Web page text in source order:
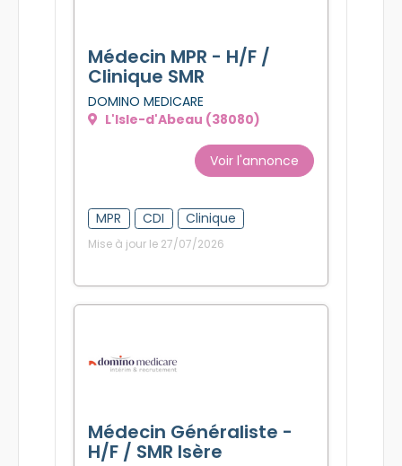
Médecin MPR - H/F /
Clinique SMR
DOMINO MEDICARE
L'Isle-d'Abeau (38080)
Voir l'annonce
MPR CDI Clinique
Mise à jour le 27/07/2026
Médecin Généraliste -
H/F / SMR Isère